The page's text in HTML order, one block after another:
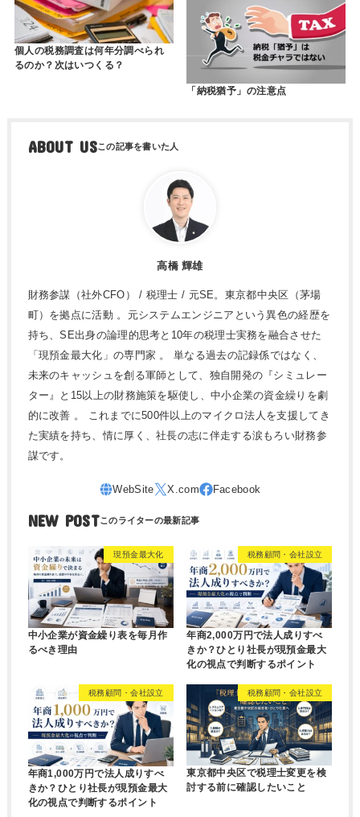
個人の税務調査は何年分調べられ
るのか？次はいつくる？
「納税猶予」の注意点
ABOUT US
高橋 輝雄
財務参謀（社外CFO） / 税理士 / 元SE。東京都中央区（茅場
町）を拠点に活動 。元システムエンジニアという異色の経歴を
持ち、SE出身の論理的思考と10年の税理士実務を融合させた
「現預金最大化」の専門家 。 単なる過去の記録係ではなく、
未来のキャッシュを創る軍師として、独自開発の『シミュレー
ター』と15以上の財務施策を駆使し、中小企業の資金繰りを劇
的に改善 。 これまでに500件以上のマイクロ法人を支援してき
た実績を持ち、情に厚く、社長の志に伴走する涙もろい財務参
謀です。
NEW POST
現預金最大化
中小企業が資金繰り表を毎月作
るべき理由
税務顧問・会社設立
年商2,000万円で法人成りすべ
きか？ひとり社長が現預金最大
化の視点で判断するポイント
税務顧問・会社設立
年商1,000万円で法人成りすべ
きか？ひとり社長が現預金最大
化の視点で判断するポイント
税務顧問・会社設立
東京都中央区で税理士変更を検
討する前に確認したいこと